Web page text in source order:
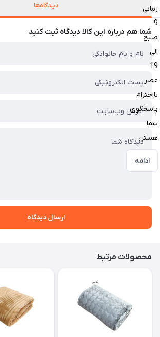
زمانی
9
صبح
الی
19
عصر
بااحترام
پاسخگوی
شما
هستن
ادامه
دیدگاه‌ها
شما هم درباره این کالا دیدگاه ثبت کنید
ارسال دیدگاه
محصولات مرتبط